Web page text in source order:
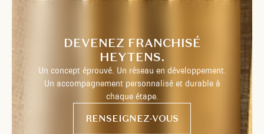
DEVENEZ FRANCHISÉ
HEYTENS.
Un concept éprouvé. Un réseau en développement.
Un accompagnement personnalisé et durable à
chaque étape.
RENSEIGNEZ-VOUS